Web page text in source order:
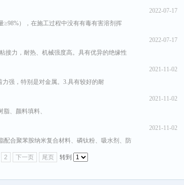
2022-07-17
），在施工过程中没有有毒有害溶剂挥
2022-07-17
接力，耐热、机械强度高。具有优异的绝缘性
2021-11-02
强，特别是对金属。3.具有较好的耐
2021-11-02
、颜料填料、
2021-11-02
合聚苯胺纳米复合材料、磷钛粉、吸水剂、防
2 下一页 尾页 转到